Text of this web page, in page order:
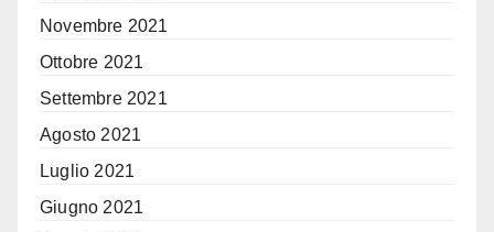
Novembre 2021
Ottobre 2021
Settembre 2021
Agosto 2021
Luglio 2021
Giugno 2021